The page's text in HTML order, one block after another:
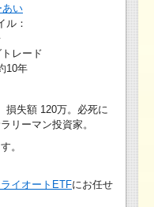
あい
ル：
レード
10年
損失額 120万。必死に
リーマン投資家。
。
ライオートETFにお任せ